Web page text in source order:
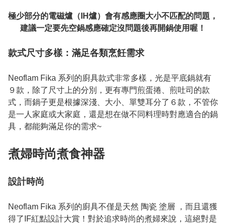
極少部分的電磁爐（IH爐）會有感應圈大小不匹配的問題，
建議一定要先空鍋感應確定沒問題後再開鍋使用喔！
款式尺寸多樣：滿足各類烹飪需求
Neoflam Fika 系列的廚具款式非常多樣，光是平底鍋就有
９款，除了尺寸上的分別，更有專門煎蛋捲、煎吐司的款
式，而鍋子更是根據深淺、大小、單雙耳分了６款，不管你
是一人家庭或大家庭，還是想在做不同料理時對應適合的鍋
具，都能夠滿足你的需求~
煮婦時尚煮食神器
設計時尚
Neoflam Fika 系列的廚具不僅是天然 陶瓷 塗層 ，而且還獲
得了IF紅點設計大賞！對於追求時尚的煮婦來說，這絕對是